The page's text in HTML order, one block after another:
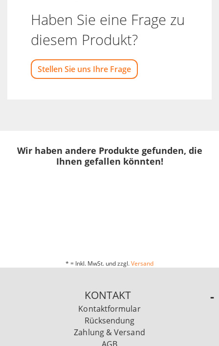
Haben Sie eine Frage zu
diesem Produkt?
Stellen Sie uns Ihre Frage
Wir haben andere Produkte gefunden, die
Ihnen gefallen könnten!
* = Inkl. MwSt. und zzgl.Versand
KONTAKT
Kontaktformular
Rücksendung
Zahlung & Versand